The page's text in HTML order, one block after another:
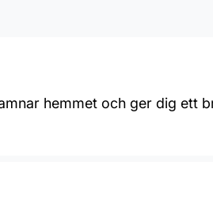
hemmet och ger dig ett